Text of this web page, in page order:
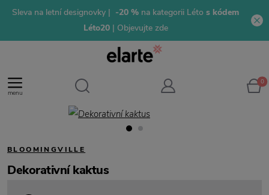
Sleva na letní designovky | -20 % na kategorii Léto s kódem
Léto20 | Objevujte zde
menu
0
BLOOMINGVILLE
Dekorativní kaktus